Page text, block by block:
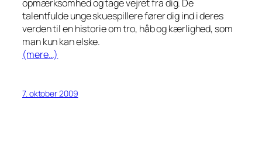
opmærksomhed og tage vejret fra dig. De
talentfulde unge skuespillere fører dig ind i deres
verden til en historie om tro, håb og kærlighed, som
man kun kan elske.
(mere…)
7. oktober 2009